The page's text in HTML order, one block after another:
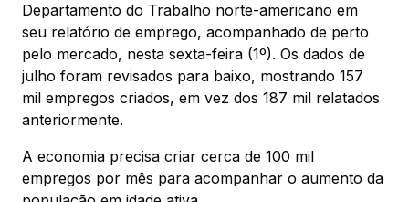
Departamento do Trabalho norte-americano em
seu relatório de emprego, acompanhado de perto
pelo mercado, nesta sexta-feira (1º). Os dados de
julho foram revisados para baixo, mostrando 157
mil empregos criados, em vez dos 187 mil relatados
anteriormente.
A economia precisa criar cerca de 100 mil
empregos por mês para acompanhar o aumento da